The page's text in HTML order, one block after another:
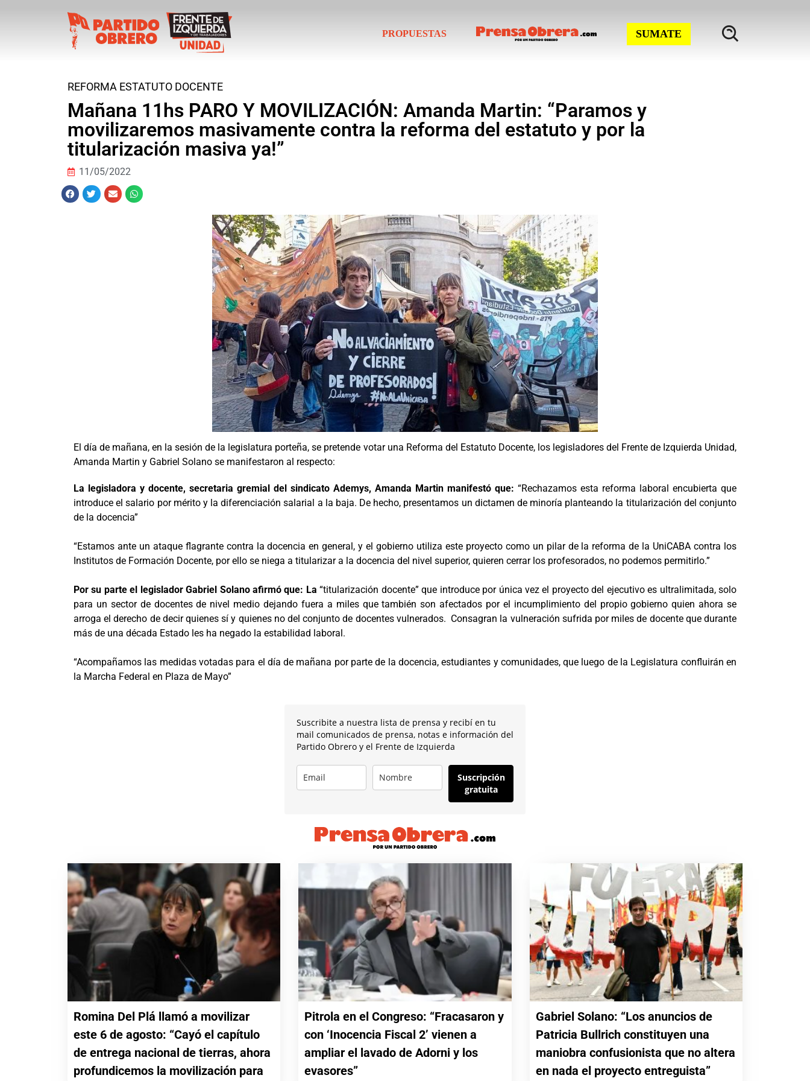
PROPUESTAS SUMATE
REFORMA ESTATUTO DOCENTE
Mañana 11hs PARO Y MOVILIZACIÓN: Amanda Martin: “Paramos y
movilizaremos masivamente contra la reforma del estatuto y por la
titularización masiva ya!”
11/05/2022
El día de mañana, en la sesión de la legislatura porteña, se pretende votar una Reforma del Estatuto Docente, los legisladores del Frente de Izquierda Unidad,
Amanda Martin y Gabriel Solano se manifestaron al respecto:
La legisladora y docente, secretaria gremial del sindicato Ademys, Amanda Martin manifestó que: “Rechazamos esta reforma laboral encubierta que
introduce el salario por mérito y la diferenciación salarial a la baja. De hecho, presentamos un dictamen de minoría planteando la titularización del conjunto
de la docencia”
“Estamos ante un ataque flagrante contra la docencia en general, y el gobierno utiliza este proyecto como un pilar de la reforma de la UniCABA contra los
Institutos de Formación Docente, por ello se niega a titularizar a la docencia del nivel superior, quieren cerrar los profesorados, no podemos permitirlo.”
Por su parte el legislador Gabriel Solano afirmó que: La “titularización docente” que introduce por única vez el proyecto del ejecutivo es ultralimitada, solo
para un sector de docentes de nivel medio dejando fuera a miles que también son afectados por el incumplimiento del propio gobierno quien ahora se
arroga el derecho de decir quienes sí y quienes no del conjunto de docentes vulnerados. Consagran la vulneración sufrida por miles de docente que durante
más de una década Estado les ha negado la estabilidad laboral.
“Acompañamos las medidas votadas para el día de mañana por parte de la docencia, estudiantes y comunidades, que luego de la Legislatura confluirán en
la Marcha Federal en Plaza de Mayo”
Suscribite a nuestra lista de prensa y recibí en tu
mail comunicados de prensa, notas e información del
Partido Obrero y el Frente de Izquierda
Suscripción
gratuita
Romina Del Plá llamó a movilizar
este 6 de agosto: “Cayó el capítulo
de entrega nacional de tierras, ahora
profundicemos la movilización para
Pitrola en el Congreso: “Fracasaron y
con ‘Inocencia Fiscal 2’ vienen a
ampliar el lavado de Adorni y los
evasores”
Gabriel Solano: “Los anuncios de
Patricia Bullrich constituyen una
maniobra confusionista que no altera
en nada el proyecto entreguista”